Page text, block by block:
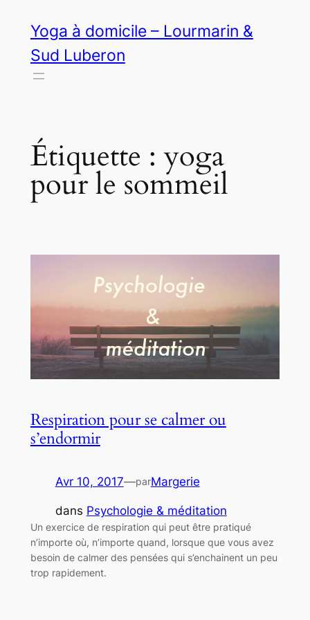
contenu
Yoga à domicile – Lourmarin &
Sud Luberon
Étiquette :yoga
pour le sommeil
Respiration pour se calmer ou
s’endormir
Avr 10, 2017—parMargerie
dans Psychologie & méditation
Un exercice de respiration qui peut être pratiqué
n’importe où, n’importe quand, lorsque que vous avez
besoin de calmer des pensées qui s’enchainent un peu
trop rapidement.